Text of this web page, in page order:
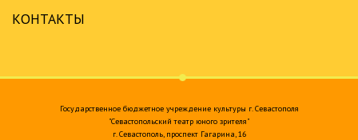
КОНТАКТЫ
Государственное бюджетное учреждение культуры г. Севастополя
"Севастопольский театр юного зрителя"
г. Севастополь, проспект Гагарина, 16